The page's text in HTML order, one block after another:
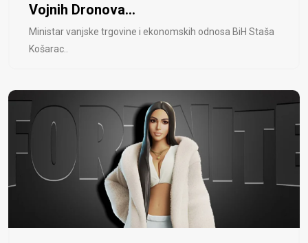
Vojnih Dronova...
Ministar vanjske trgovine i ekonomskih odnosa BiH Staša
Košarac..